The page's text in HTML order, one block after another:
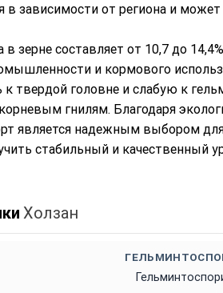
в зависимости от региона и
зерне составляет от 10,7 до
и кормового
твердой головне и слабую к
гнилям. Благодаря
является надежным выбором
стабильный и качественный
Холзан